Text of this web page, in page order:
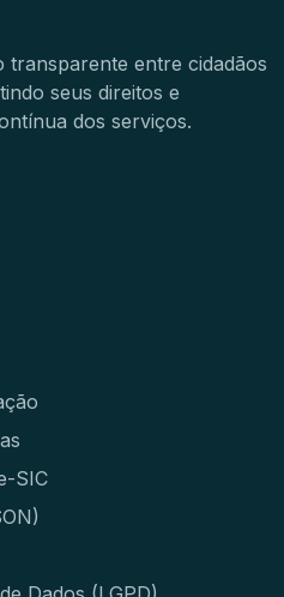
transparente entre cidadãos
seus direitos e
dos serviços.
SIC